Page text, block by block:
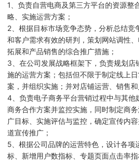
1、负责自营电商及第三方平台的资源整
略、实施运营方案；
2、根据目标市场竞争态势，分析总结竞
和客户需求有效的研判，策划网站调性
拓展和产品销售的综合推广措施；
3、在公司发展战略框架下，负责规划店
施的运营方案；包括但不限于制定线上
案，并组织实施；并对店铺运营、销售和
4、负责电子商务平台营销过程中与其他
商务合作方案并监控实施，同时制定商
广目标、实施评估与监控，确定宣传内
道宣传推广；
5、根据公司品牌的运营特色，设计各项
标、新增用户数指标、专题页面点击率